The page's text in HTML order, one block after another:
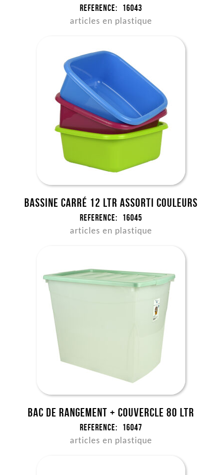
Reference: 16043
articles en plastique
Bassine carré 12 ltr assorti couleurs
Reference: 16045
articles en plastique
Bac de rangement + couvercle 80 ltr
Reference: 16047
articles en plastique